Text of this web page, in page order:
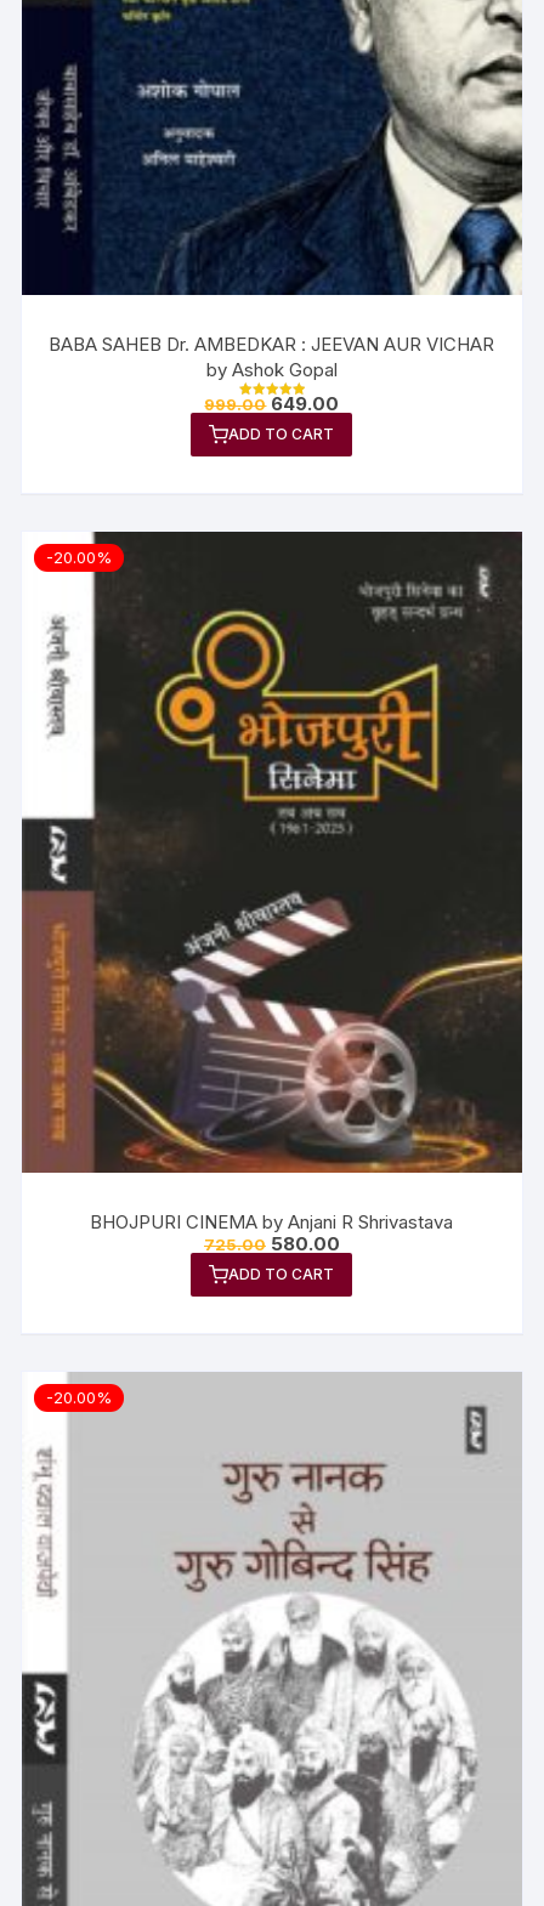
BABA SAHEB Dr. AMBEDKAR : JEEVAN AUR VICHAR
by Ashok Gopal
Rated
out of 5
999.00 649.00
ADD TO CART
-20.00%
BHOJPURI CINEMA by Anjani R Shrivastava
725.00 580.00
ADD TO CART
-20.00%